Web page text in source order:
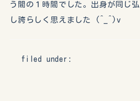
う間の１時間でした。出身が同じ
し誇らしく思えました (^_^)v
filed under: